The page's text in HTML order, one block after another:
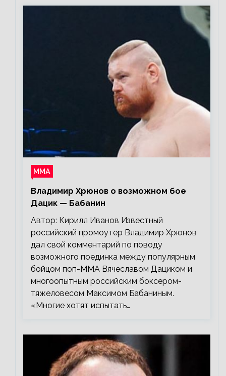
ММА
Владимир Хрюнов о возможном бое
Дацик — Бабанин
Автор: Кирилл Иванов Известный
российский промоутер Владимир Хрюнов
дал свой комментарий по поводу
возможного поединка между популярным
бойцом поп-ММА Вячеславом Дациком и
многоопытным российским боксером-
тяжеловесом Максимом Бабаниным.
«Многие хотят испытать…